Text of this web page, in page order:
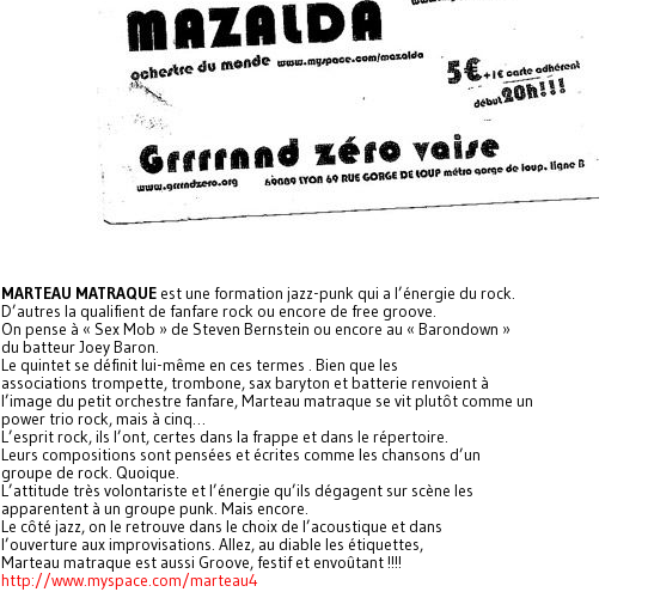
MARTEAU MATRAQUE est une formation jazz-punk qui a l’énergie du rock.
D’autres la qualifient de fanfare rock ou encore de free groove.
On pense à « Sex Mob » de Steven Bernstein ou encore au « Barondown »
du batteur Joey Baron.
Le quintet se définit lui-même en ces termes . Bien que les
associations trompette, trombone, sax baryton et batterie renvoient à
l’image du petit orchestre fanfare, Marteau matraque se vit plutôt comme un
power trio rock, mais à cinq…
L’esprit rock, ils l’ont, certes dans la frappe et dans le répertoire.
Leurs compositions sont pensées et écrites comme les chansons d’un
groupe de rock. Quoique.
L’attitude très volontariste et l’énergie qu’ils dégagent sur scène les
apparentent à un groupe punk. Mais encore.
Le côté jazz, on le retrouve dans le choix de l’acoustique et dans
l’ouverture aux improvisations. Allez, au diable les étiquettes,
Marteau matraque est aussi Groove, festif et envoûtant !!!!
http://www.myspace.com/marteau4